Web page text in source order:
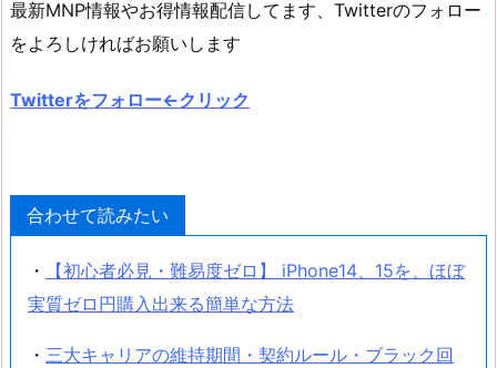
最新MNP情報やお得情報配信してます、Twitterのフォロー
をよろしければお願いします
Twitterをフォロー←クリック
合わせて読みたい
・
【初心者必見・難易度ゼロ】 iPhone14、15を、ほぼ
実質ゼロ円購入出来る簡単な方法
・ 三大キャリアの維持期間・契約ルール・ブラック回